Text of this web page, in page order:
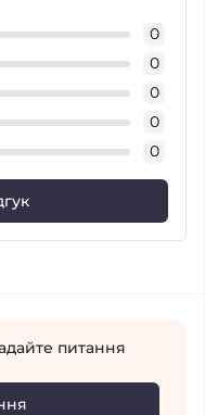
0
0
0
0
0
питання